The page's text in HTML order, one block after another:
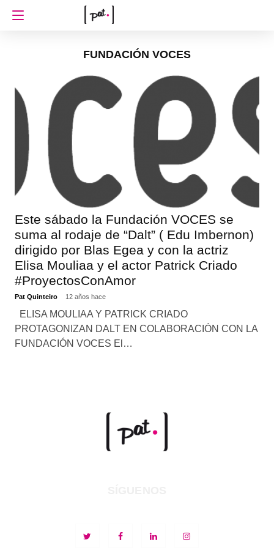
FUNDACIÓN VOCES
Este sábado la Fundación VOCES se
suma al rodaje de “Dalt” ( Edu Imbernon)
dirigido por Blas Egea y con la actriz
Elisa Mouliaa y el actor Patrick Criado
#ProyectosConAmor
Pat Quinteiro 12 años hace
ELISA MOULIAA Y PATRICK CRIADO
PROTAGONIZAN DALT EN COLABORACIÓN CON LA
FUNDACIÓN VOCES El…